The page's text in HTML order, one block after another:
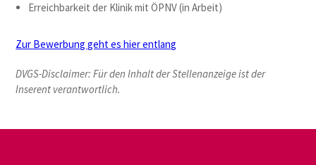
Erreichbarkeit der Klinik mit ÖPNV (in Arbeit)
Zur Bewerbung geht es hier entlang
DVGS-Disclaimer: Für den Inhalt der Stellenanzeige ist der
Inserent verantwortlich.